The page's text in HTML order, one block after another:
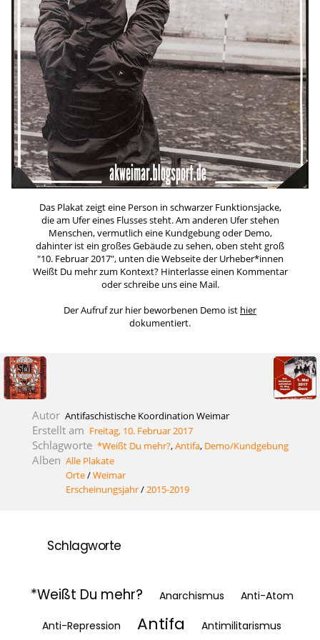
Das Plakat zeigt eine Person in schwarzer Funktionsjacke,
die am Ufer eines Flusses steht. Am anderen Ufer stehen
Menschen, vermutlich eine Kundgebung oder Demo,
dahinter ist ein großes Gebäude zu sehen, oben steht groß
"10. Februar 2017", unten die Webseite der Urheber*innen
Weißt Du mehr zum Kontext? Hinterlasse einen Kommentar
oder schreibe uns eine Mail.
Der Aufruf zur hier beworbenen Demo ist hier
dokumentiert.
Autor Antifaschistische Koordination Weimar
Erstellt am Freitag, 10. Februar 2017
Schlagworte *Weißt Du mehr?,Antifa, Demo/Kundgebung
Alben Alle Plakate
Orte/Weimar
Erscheinungsjahr/2015-2019
Schlagworte
*Weißt Du mehr? Anarchismus Anti-Atom
Anti-Repression Antifa Antimilitarismus